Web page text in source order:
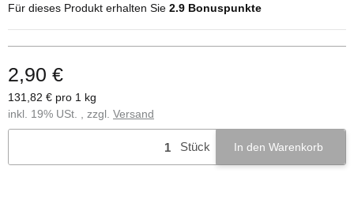
Für dieses Produkt erhalten Sie 2.9 Bonuspunkte
2,90 €
131,82 € pro 1 kg
inkl. 19% USt. , zzgl. Versand
Stück In den Warenkorb